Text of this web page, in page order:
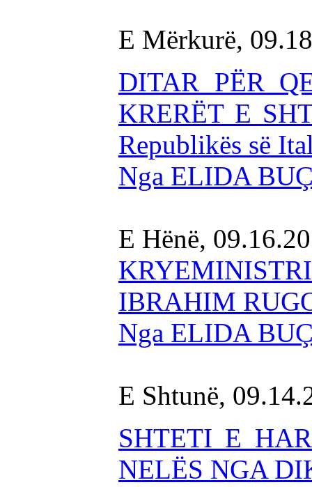
E Mërkurë,
DITAR PËR
KRERËT E
Republikës së
Nga ELIDA
E Hënë,
IBRAHIM
Nga ELIDA
E Shtunë,
SHTETI E
NELËS NGA